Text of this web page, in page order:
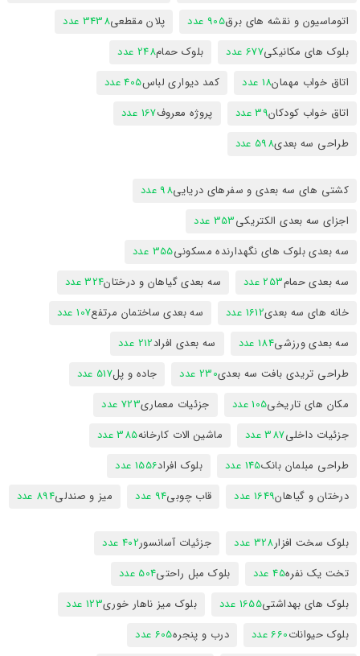
اتوماسیون و نقشه های برق905 عدد پلان مقطعی3438 عدد
بلوک های مکانیکی677 عدد بلوک حمام248 عدد
اتاق خواب مهمان18 عدد کمد دیواری لباس405 عدد
اتاق خواب کودکان39 عدد پروژه معروف167 عدد
طراحی سه بعدی598 عدد
کشتی های سه بعدی و سفرهای دریایی98 عدد
اجزای سه بعدی الکتریکی353 عدد
سه بعدی بلوک های نگهدارنده مسکونی355 عدد
سه بعدی حمام253 عدد سه بعدی گیاهان و درختان324 عدد
خانه های سه بعدی1612 عدد سه بعدی ساختمان مرتفع107 عدد
سه بعدی ورزشی184 عدد سه بعدی افراد212 عدد
طراحی تریدی بافت سه بعدی230 عدد جاده و پل517 عدد
مکان های تاریخی105 عدد جزئیات معماری723 عدد
جزئیات داخلی387 عدد ماشین الات کارخانه385 عدد
طراحی مبلمان بانک145 عدد بلوک افراد1556 عدد
درختان و گیاهان1649 عدد قاب چوبی94 عدد میز و صندلی894 عدد
بلوک سخت افزار328 عدد جزئیات آسانسور402 عدد
تخت یک نفره45 عدد بلوک مبل راحتی504 عدد
بلوک های بهداشتی1655 عدد بلوک میز ناهار خوری123 عدد
بلوک حیوانات660 عدد درب و پنجره605 عدد